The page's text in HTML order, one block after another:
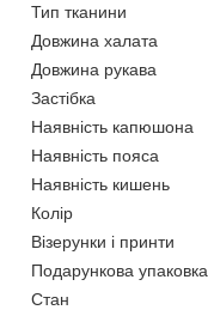
Тип тканини
Довжина халата
Довжина рукава
Застібка
Наявність капюшона
Наявність пояса
Наявність кишень
Колір
Візерунки і принти
Подарункова упаковка
Стан